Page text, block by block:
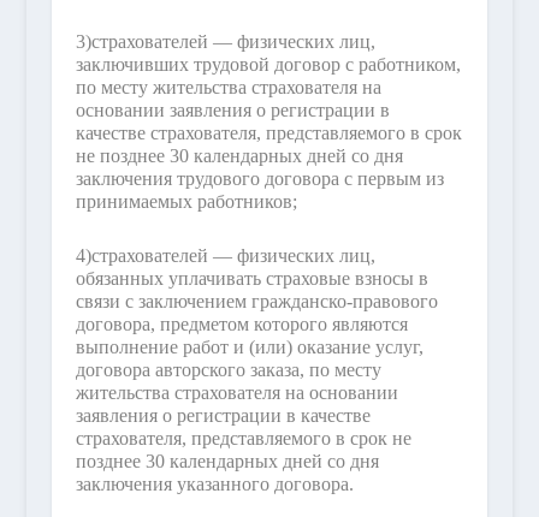
3)страхователей — физических лиц,
заключивших трудовой договор с работником,
по месту жительства страхователя на
основании заявления о регистрации в
качестве страхователя, представляемого в срок
не позднее 30 календарных дней со дня
заключения трудового договора с первым из
принимаемых работников;
4)страхователей — физических лиц,
обязанных уплачивать страховые взносы в
связи с заключением гражданско-правового
договора, предметом которого являются
выполнение работ и (или) оказание услуг,
договора авторского заказа, по месту
жительства страхователя на основании
заявления о регистрации в качестве
страхователя, представляемого в срок не
позднее 30 календарных дней со дня
заключения указанного договора.